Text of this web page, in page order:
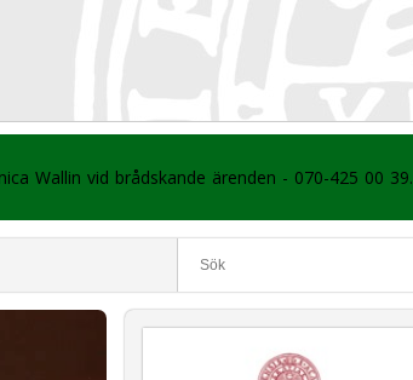
Wallin vid brådskande ärenden - 070-425 00 39.